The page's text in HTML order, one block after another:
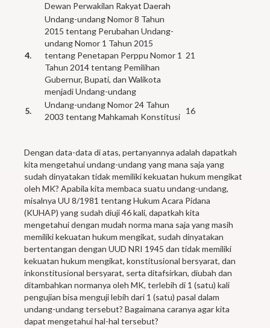
Dewan Perwakilan Rakyat Daerah
4.
Undang-undang Nomor 8 Tahun
2015 tentang Perubahan Undang-
undang Nomor 1 Tahun 2015
tentang Penetapan Perppu Nomor 1
Tahun 2014 tentang Pemilihan
Gubernur, Bupati, dan Walikota
menjadi Undang-undang
21
5.
Undang-undang Nomor 24 Tahun
2003 tentang Mahkamah Konstitusi
16
Dengan data-data di atas, pertanyannya adalah dapatkah
kita mengetahui undang-undang yang mana saja yang
sudah dinyatakan tidak memiliki kekuatan hukum mengikat
oleh MK? Apabila kita membaca suatu undang-undang,
misalnya UU 8/1981 tentang Hukum Acara Pidana
(KUHAP) yang sudah diuji 46 kali, dapatkah kita
mengetahui dengan mudah norma mana saja yang masih
memiliki kekuatan hukum mengikat, sudah dinyatakan
bertentangan dengan UUD NRI 1945 dan tidak memiliki
kekuatan hukum mengikat, konstitusional bersyarat, dan
inkonstitusional bersyarat, serta ditafsirkan, diubah dan
ditambahkan normanya oleh MK, terlebih di 1 (satu) kali
pengujian bisa menguji lebih dari 1 (satu) pasal dalam
undang-undang tersebut? Bagaimana caranya agar kita
dapat mengetahui hal-hal tersebut?